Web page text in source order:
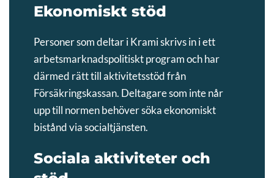
Ekonomiskt stöd
Personer som deltar i Krami skrivs in i ett
arbetsmarknadspolitiskt program och har
därmed rätt till aktivitetsstöd från
Försäkringskassan. Deltagare som inte når
upp till normen behöver söka ekonomiskt
bistånd via socialtjänsten.
Sociala aktiviteter och